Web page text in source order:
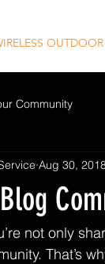
Community
Aug 30,
not only
That’s